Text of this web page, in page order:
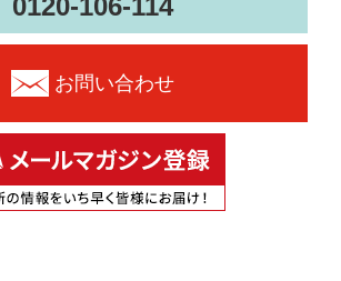
0120-106-114
お問い合わせ